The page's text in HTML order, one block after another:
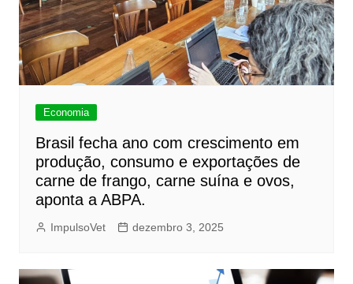
Economia
Brasil fecha ano com crescimento em
produção, consumo e exportações de
carne de frango, carne suína e ovos,
aponta a ABPA.
ImpulsoVet dezembro 3, 2025